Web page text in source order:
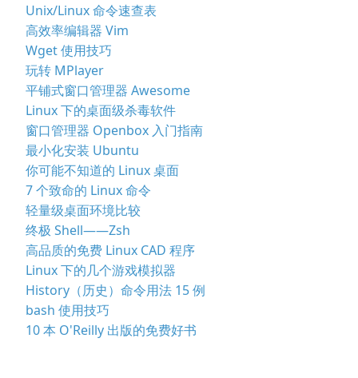
Unix/Linux 命令速查表
高效率编辑器 Vim
Wget 使用技巧
玩转 MPlayer
平铺式窗口管理器 Awesome
Linux 下的桌面级杀毒软件
窗口管理器 Openbox 入门指南
最小化安装 Ubuntu
你可能不知道的 Linux 桌面
7 个致命的 Linux 命令
轻量级桌面环境比较
终极 Shell——Zsh
高品质的免费 Linux CAD 程序
Linux 下的几个游戏模拟器
History（历史）命令用法 15 例
bash 使用技巧
10 本 O'Reilly 出版的免费好书